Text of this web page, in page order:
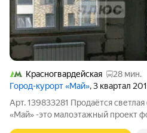
Красногвардейская
28 мин.
Город-курорт «Май», 3 квартал
Арт. 139833281 Продаётся
«Май» -это малоэтажный проект